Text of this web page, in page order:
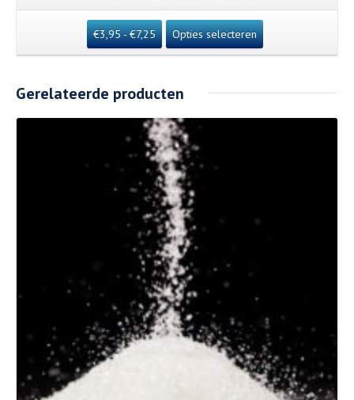
€3,95- €7,25 Opties selecteren
Gerelateerde producten
Details